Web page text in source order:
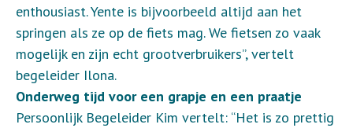
enthousiast. Yente is bijvoorbeeld altijd aan het
springen als ze op de fiets mag. We fietsen zo vaak
mogelijk en zijn echt grootverbruikers”, vertelt
begeleider Ilona.
Onderweg tijd voor een grapje en een praatje
Persoonlijk Begeleider Kim vertelt: “Het is zo prettig